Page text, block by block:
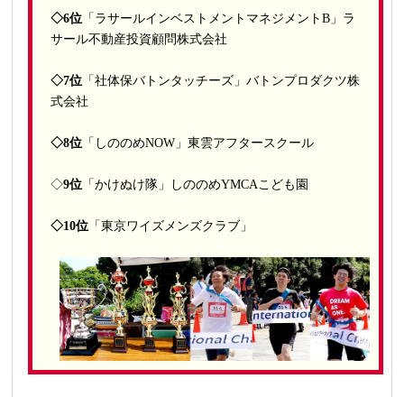
◇6位「ラサールインベストメントマネジメントB」ラ
サール不動産投資顧問株式会社
◇7位「社体保バトンタッチーズ」 バトンプロダクツ株
式会社
◇8位「 しののめNOW」東雲アフタースクール
◇9位「かけぬけ隊」 しののめYMCAこども園
◇10位「東京ワイズメンズクラブ」